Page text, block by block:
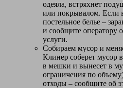
одеяла, встряхнет
или покрывалом. Если
постельное белье –
и сообщите оператору
услуги.
Собираем мусор и
Клинер соберет мусор
в мешки и вынесет в
ограничения по
отходы – сообщите об